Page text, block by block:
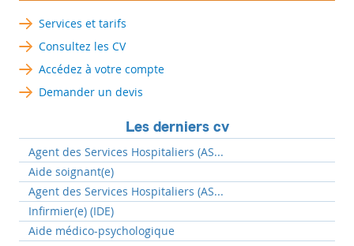
Services et tarifs
Consultez les CV
Accédez à votre compte
Demander un devis
Les derniers cv
Agent des Services Hospitaliers (AS...
Aide soignant(e)
Agent des Services Hospitaliers (AS...
Infirmier(e) (IDE)
Aide médico-psychologique